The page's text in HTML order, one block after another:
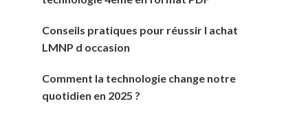
Conseils pratiques pour réussir l achat
LMNP d occasion
Comment la technologie change notre
quotidien en 2025 ?